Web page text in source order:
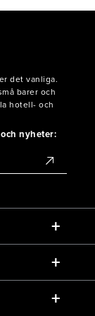
det vanliga.
barer och
hotell- och
nyheter: